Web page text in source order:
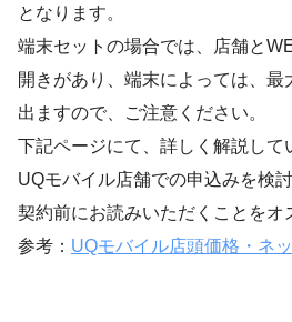
となります。
端末セットの場合では、店舗と
開きがあり、端末によっては、
出ますので、ご注意ください。
下記ページにて、詳しく解説して
UQモバイル店舗での申込みを検
契約前にお読みいただくことをオ
参考： UQモバイル店頭価格・ネ